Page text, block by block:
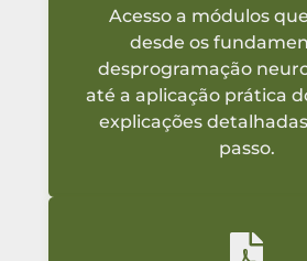
Acesso a módulos
desde os
desprogramação
até a aplicação prática
explicações
passo.